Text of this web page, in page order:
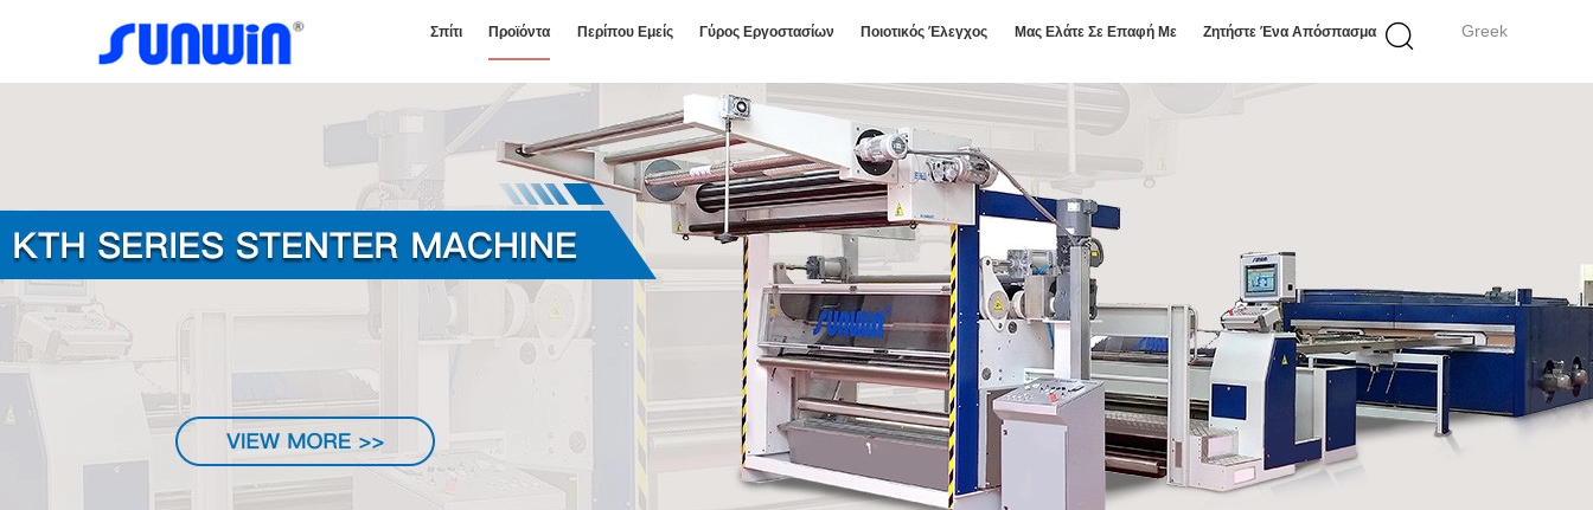
Greek
Σπίτι Προϊόντα Περίπου Εμείς Γύρος Εργοστασίων Ποιοτικός Έλεγχος Μας Ελάτε Σε Επαφή Με Ζητήστε Ένα Απόσπασμα